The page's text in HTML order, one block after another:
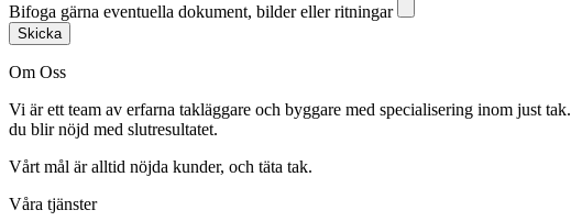
Bifoga gärna eventuella dokument, bilder eller ritningar
Skicka
Om Oss
Vi är ett team av erfarna takläggare och byggare med specialisering inom just
du blir nöjd med slutresultatet.
Vårt mål är alltid nöjda kunder, och täta tak.
Våra tjänster